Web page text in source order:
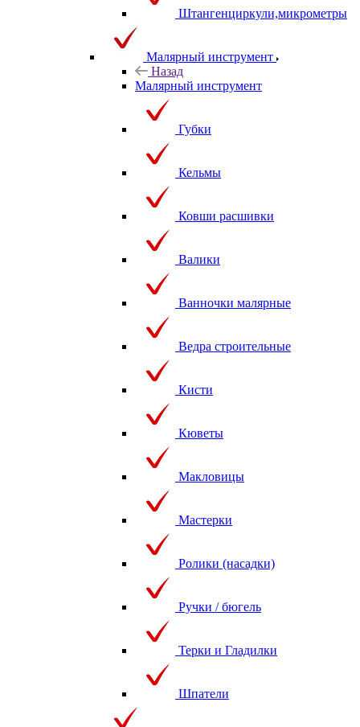
Штангенциркули,микрометры
Малярный инструмент
Назад
Малярный инструмент
Губки
Кельмы
Ковши расшивки
Валики
Ванночки малярные
Ведра строительные
Кисти
Кюветы
Макловицы
Мастерки
Ролики (насадки)
Ручки / бюгель
Терки и Гладилки
Шпатели